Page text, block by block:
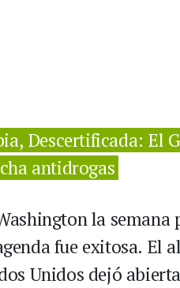
Descertificada: El
antidrogas
la
fue exitosa. El
Unidos dejó